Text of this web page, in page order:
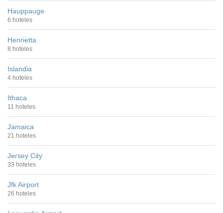
Hauppauge
6 hoteles
Henrietta
8 hoteles
Islandia
4 hoteles
Ithaca
11 hoteles
Jamaica
21 hoteles
Jersey City
33 hoteles
Jfk Airport
26 hoteles